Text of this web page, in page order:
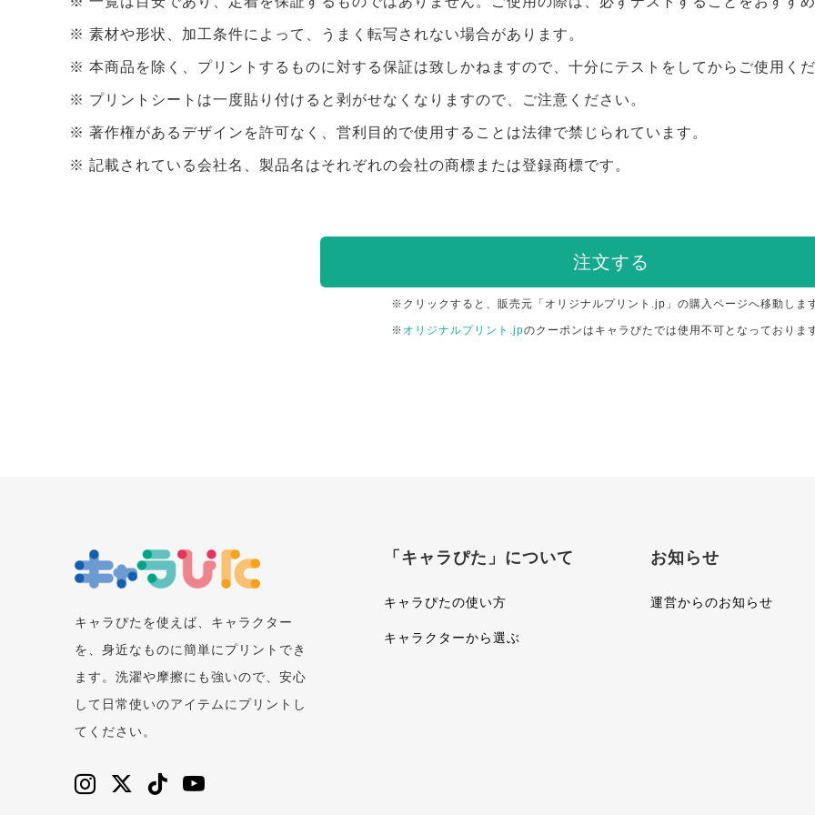
素材や形状、加工条件によって、うまく転写されない場合があります。
本商品を除く、プリントするものに対する保証は致しかねますので、十分にテストをしてからご使用くだ
プリントシートは一度貼り付けると剥がせなくなりますので、ご注意ください。
著作権があるデザインを許可なく、営利目的で使用することは法律で禁じられています。
記載されている会社名、製品名はそれぞれの会社の商標または登録商標です。
注文する
※クリックすると、販売元「オリジナルプリント.jp」の購入ページへ移動しま
※ オリジナルプリント.jpのクーポンはキャラぴたでは使用不可となっておりま
キャラぴたを使えば、キャラクター
を、身近なものに簡単にプリントでき
ます。洗濯や摩擦にも強いので、安心
して日常使いのアイテムにプリントし
てください。
「キャラぴた」について
キャラぴたの使い方
キャラクターから選ぶ
お知らせ
運営からのお知らせ